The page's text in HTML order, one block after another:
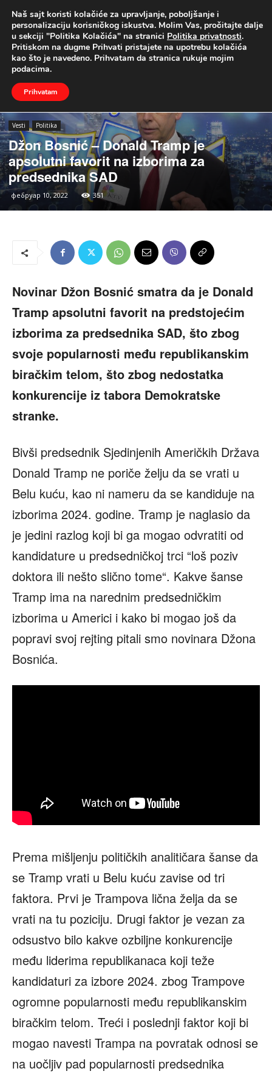
UŽIVO
Naslovna Vesti Politika
Vesti Politika
Džon Bosnić – Donald Tramp je
apsolutni favorit na izborima za
predsednika SAD
фебруар 10, 2022 351
Novinar Džon Bosnić smatra da je Donald
Tramp apsolutni favorit na predstojećim
izborima za predsednika SAD, što zbog
svoje popularnosti među republikanskim
biračkim telom, što zbog nedostatka
konkurencije iz tabora Demokratske
stranke.
Bivši predsednik Sjedinjenih Američkih Država
Donald Tramp ne poriče želju da se vrati u
Belu kuću, kao ni nameru da se kandiduje na
izborima 2024. godine. Tramp je naglasio da
je jedini razlog koji bi ga mogao odvratiti od
kandidature u predsedničkoj trci “loš poziv
doktora ili nešto slično tome“. Kakve šanse
Tramp ima na narednim predsedničkim
izborima u Americi i kako bi mogao još da
popravi svoj rejting pitali smo novinara Džona
Bosnića.
Prema mišljenju političkih analitičara šanse da
se Tramp vrati u Belu kuću zavise od tri
faktora. Prvi je Trampova lična želja da se
vrati na tu poziciju. Drugi faktor je vezan za
odsustvo bilo kakve ozbiljne konkurencije
među liderima republikanaca koji teže
kandidaturi za izbore 2024. zbog Trampove
ogromne popularnosti među republikanskim
biračkim telom. Treći i poslednji faktor koji bi
mogao navesti Trampa na povratak odnosi se
na uočljiv pad popularnosti predsednika
Naš sajt koristi kolačiće za upravljanje, poboljšanje i
personalizaciju korisničkog iskustva. Molim Vas, pročitajte dalje
u sekciji "Politika Kolačića" na stranici Politika privatnosti.
Pritiskom na dugme Prihvati pristajete na upotrebu kolačića
kao što je navedeno. Prihvatam da stranica rukuje mojim
podacima.
Prihvatam